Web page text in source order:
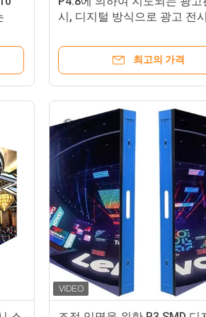
시, 디지털 방식으로 광고 전
최고의 가격